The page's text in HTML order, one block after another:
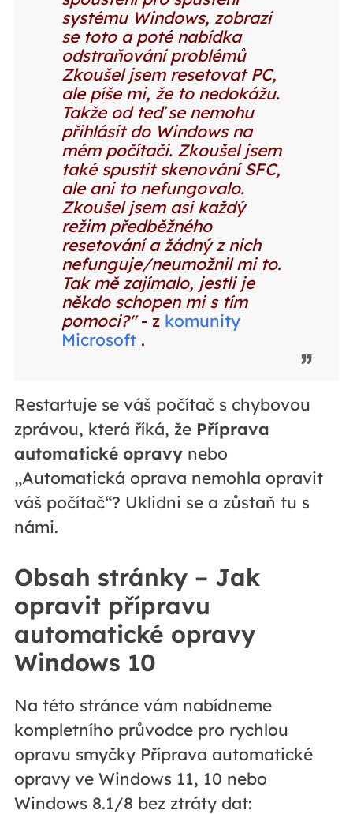
systému Windows, zobrazí
se toto a poté nabídka
odstraňování problémů
Zkoušel jsem resetovat PC,
ale píše mi, že to nedokážu.
Takže od teď se nemohu
přihlásit do Windows na
mém počítači. Zkoušel jsem
také spustit skenování SFC,
ale ani to nefungovalo.
Zkoušel jsem asi každý
režim předběžného
resetování a žádný z nich
nefunguje/neumožnil mi to.
Tak mě zajímalo, jestli je
někdo schopen mi s tím
pomoci?"- z komunity
Microsoft.
Restartuje se váš počítač s chybovou
zprávou, která říká, že Příprava
automatické opravynebo
„Automatická oprava nemohla opravit
váš počítač“? Uklidni se a zůstaň tu s
námi.
Obsah stránky – Jak
opravit přípravu
automatické opravy
Windows 10
Na této stránce vám nabídneme
kompletního průvodce pro rychlou
opravu smyčky Příprava automatické
opravy ve Windows 11, 10 nebo
Windows 8.1/8 bez ztráty dat: